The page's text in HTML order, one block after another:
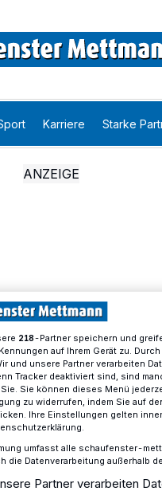
Karriere Starke
218-Partner speichern und
auf Ihrem Gerät zu.
und unsere Partner verarbeiten
Tracker deaktiviert sind, sind
Sie können dieses Menü
zu widerrufen, indem Sie auf
Ihre Einstellungen gelten
umfasst alle schaufenster-
die Datenverarbeitung außerhalb
Partner verarbeiten